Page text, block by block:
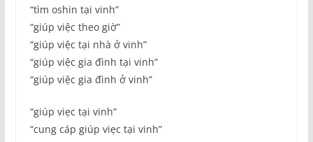
“tìm oshin tại vinh”
“giúp việc theo giờ”
“giúp việc tại nhà ở vinh”
“giúp việc gia đình tại vinh”
“giúp việc gia đình ở vinh”
“giúp viẹc tại vinh”
“cung cáp giúp viẹc tại vinh”